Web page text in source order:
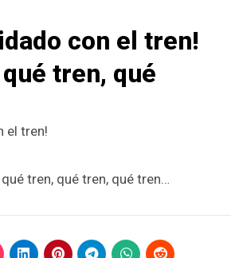
con el tren!
tren, qué
el tren!
tren, qué tren, qué tren…